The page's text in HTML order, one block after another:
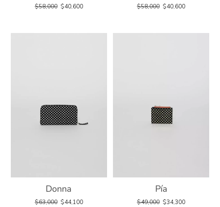
$58,000 $40,600 $58,000 $40,600
Donna
$63,000 $44,100
Pía
$49,000 $34,300